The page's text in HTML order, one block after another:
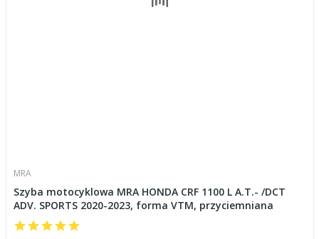
MRA
Szyba motocyklowa MRA HONDA CRF 1100 L A.T.- /DCT
ADV. SPORTS 2020-2023, forma VTM, przyciemniana